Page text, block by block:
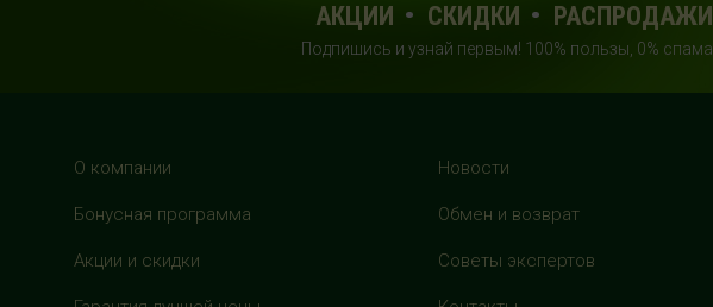
HealthStore в ТРЦ "Саларис"
+7 (963) 682-32- 02
HealthStore в ТРЦ "Райкин Плаза"
АКЦИИ СКИДКИ РАСПРОДАЖИ
Подпишись и узнай первым! 100% пользы, 0% спама
О компании
Бонусная программа
Акции и скидки
Новости
Обмен и возврат
Советы экспертов